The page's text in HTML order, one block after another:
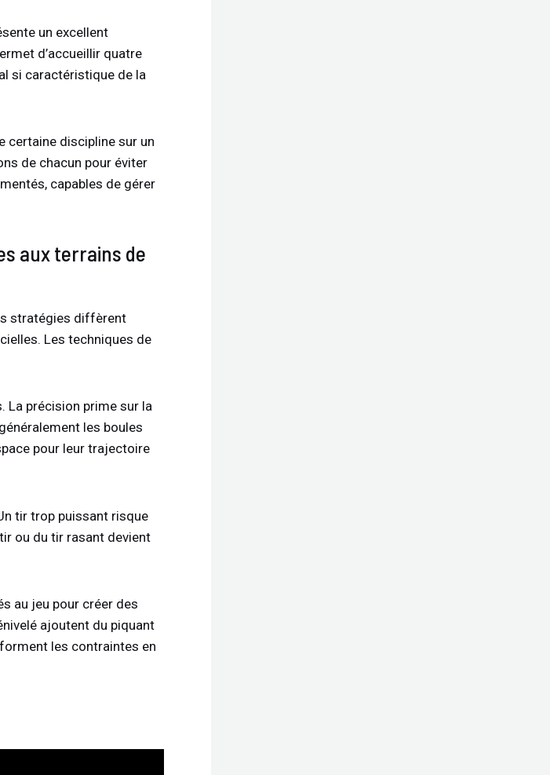
un excellent
d’accueillir quatre
si caractéristique de la
certaine discipline sur un
de chacun pour éviter
capables de gérer
aux terrains de
stratégies diffèrent
Les techniques de
La précision prime sur la
les boules
pour leur trajectoire
tir trop puissant risque
ou du tir rasant devient
au jeu pour créer des
ajoutent du piquant
les contraintes en